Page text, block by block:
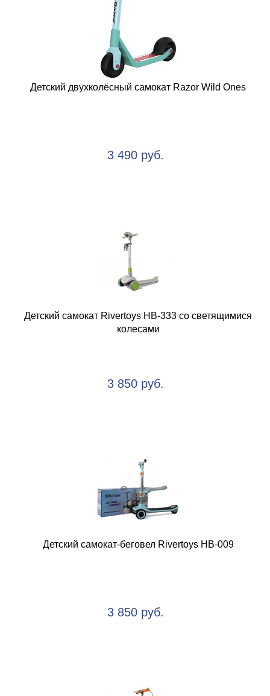
Детский двухколёсный самокат Razor Wild Ones
3 490 руб.
Детский cамокат Rivertoys HB-333 со светящимися
колесами
3 850 руб.
Детский самокат-беговел Rivertoys HB-009
3 850 руб.